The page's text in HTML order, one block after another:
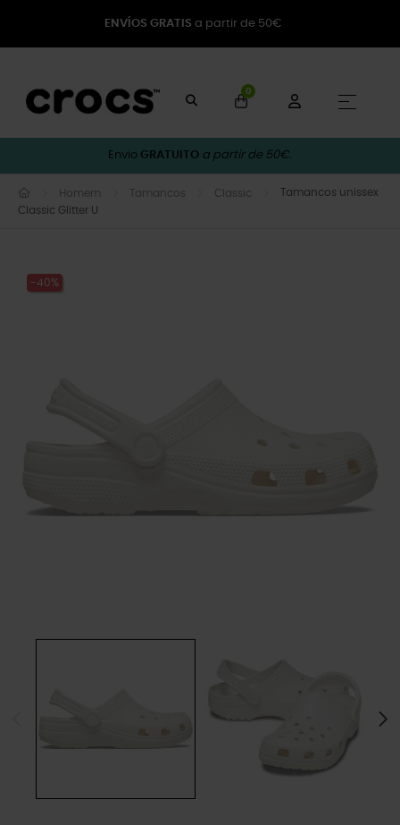
ENVÍOS GRATIS a partir de 50€
0
☰
Envio GRATUITO a partir de 50€.
Homem Tamancos Classic
Tamancos unissex
Classic Glitter U
-40%